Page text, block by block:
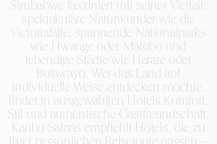
Simbabwe fasziniert mit seiner Vielfalt:
spektakuläre Naturwunder wie die
Victoriafälle, spannende Nationalparks
wie Hwange oder Matobo und
lebendige Städte wie Harare oder
Bulawayo. Wer das Land auf
individuelle Weise entdecken möchte,
findet in ausgewählten Hotels Komfort,
Stil und authentische Gastfreundschaft.
Karibu Safaris empfiehlt Hotels, die zu